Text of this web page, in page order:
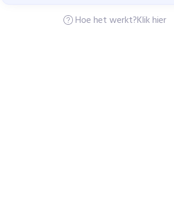
Hoe het werkt?Klik hier